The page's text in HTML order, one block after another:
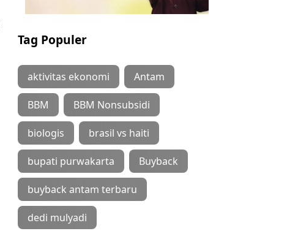
Tag Populer
aktivitas ekonomi Antam
BBM BBM Nonsubsidi
biologis brasil vs haiti
bupati purwakarta Buyback
buyback antam terbaru
dedi mulyadi